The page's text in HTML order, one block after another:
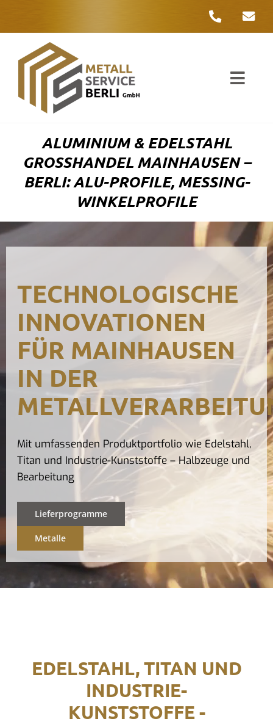
ALUMINIUM & EDELSTAHL
GROSSHANDEL MAINHAUSEN – B
ERLI: ALU-PROFILE, MESSING-W
INKELPROFILE
TECHNOLOGISCHE
INNOVATIONEN
FÜR MAINHAUSEN
IN DER
Mit umfassenden Produktportfolio wie Edelstahl,
Titan und Industrie-Kunststoffe – Halbzeuge und
Bearbeitung
Lieferprogramme
Metalle
EDELSTAHL, TITAN UND
INDUSTRIE-
KUNSTSTOFFE -